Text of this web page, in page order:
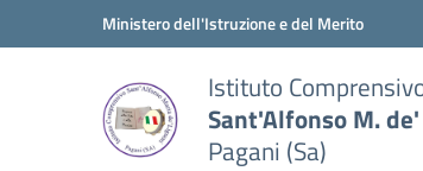
Vai ai contenuti
Vai al menu di navigazioneMinistero dell'Istruzione e del Merito
Istituto
Sant'Alfonso M.
Pagani (Sa)